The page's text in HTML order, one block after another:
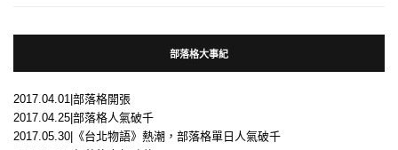
部落格大事紀
2017.04.01|部落格開張
2017.04.25|部落格人氣破千
2017.05.30|《台北物語》熱潮，部落格單日人氣破千